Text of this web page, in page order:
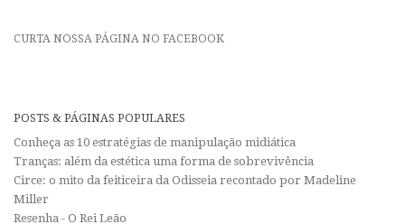
CURTA NOSSA PÁGINA NO FACEBOOK
POSTS & PÁGINAS POPULARES
Conheça as 10 estratégias de manipulação midiática
Tranças: além da estética uma forma de sobrevivência
Circe: o mito da feiticeira da Odisseia recontado por Madeline
Miller
Resenha - O Rei Leão